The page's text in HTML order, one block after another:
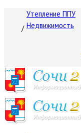
Утепление ППУ
Недвижимость